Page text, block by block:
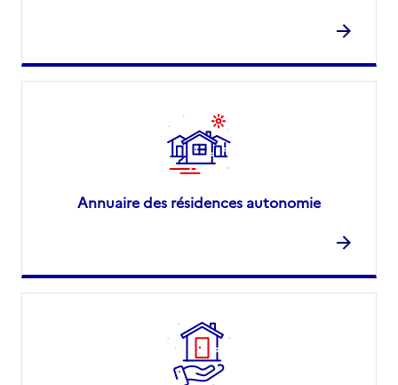
Annuaire des résidences autonomie